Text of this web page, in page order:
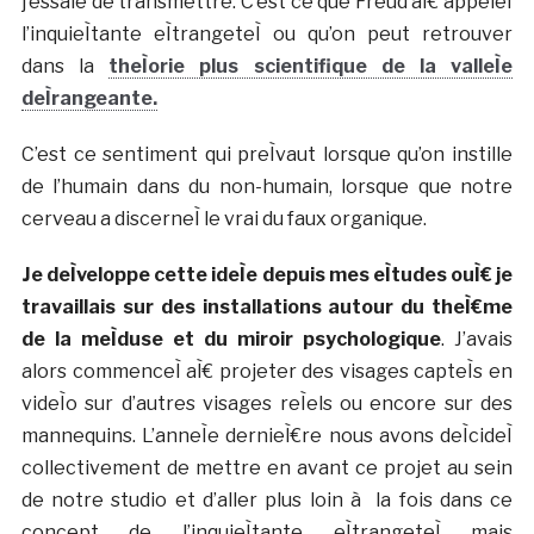
l’inquieÌtante eÌtrangeteÌ ou qu’on peut retrouver
dans la theÌorie plus scientifique de la valleÌe
deÌrangeante.
C’est ce sentiment qui preÌvaut lorsque qu’on instille
de l’humain dans du non-humain, lorsque que notre
cerveau a discerneÌ le vrai du faux organique.
Je deÌveloppe cette ideÌe depuis mes eÌtudes ouÌ€ je
travaillais sur des installations autour du theÌ€me
de la meÌduse et du miroir psychologique. J’avais
alors commenceÌ aÌ€ projeter des visages capteÌs en
videÌo sur d’autres visages reÌels ou encore sur des
mannequins. L’anneÌe dernieÌ€re nous avons deÌcideÌ
collectivement de mettre en avant ce projet au sein
de notre studio et d’aller plus loin à la fois dans ce